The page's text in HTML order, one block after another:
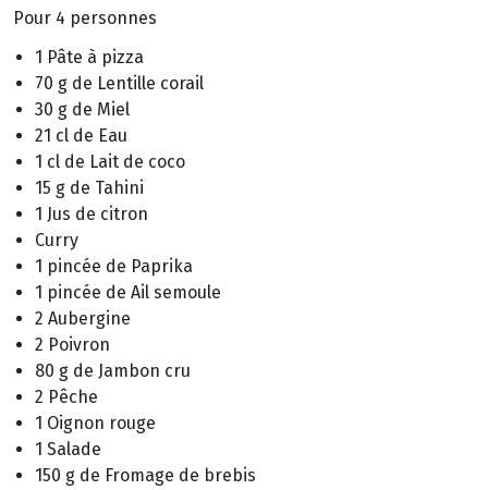
Pour 4 personnes
1 Pâte à pizza
70 g de Lentille corail
30 g de Miel
21 cl de Eau
1 cl de Lait de coco
15 g de Tahini
1 Jus de citron
Curry
1 pincée de Paprika
1 pincée de Ail semoule
2 Aubergine
2 Poivron
80 g de Jambon cru
2 Pêche
1 Oignon rouge
1 Salade
150 g de Fromage de brebis